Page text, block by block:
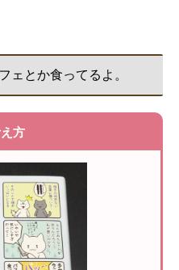
ェとか食ってるよ。
方